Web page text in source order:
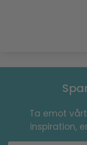
Ta emot
inspiration,